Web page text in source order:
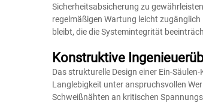
Sicherheitsabsicherung zu
regelmäßigen Wartung leicht
bleibt, die die Systemintegrität
Konstruktive
Das strukturelle Design einer Ein-
Langlebigkeit unter anspruchsvollen
Schweißnähten an kritischen